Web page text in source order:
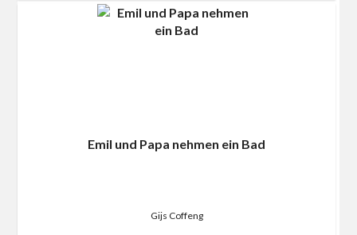
Emil und Papa nehmen ein Bad
Gijs Coffeng